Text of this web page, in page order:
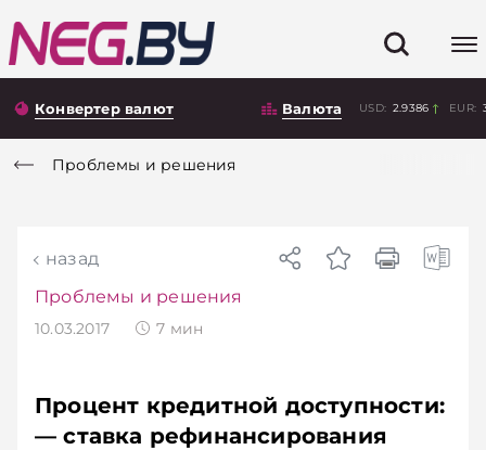
Конвертер валют Валюта USD: 2.9386 EUR:
Проблемы и решения
назад
Проблемы и решения
10.03.2017 7 мин
Процент кредитной доступности:
— ставка рефинансирования